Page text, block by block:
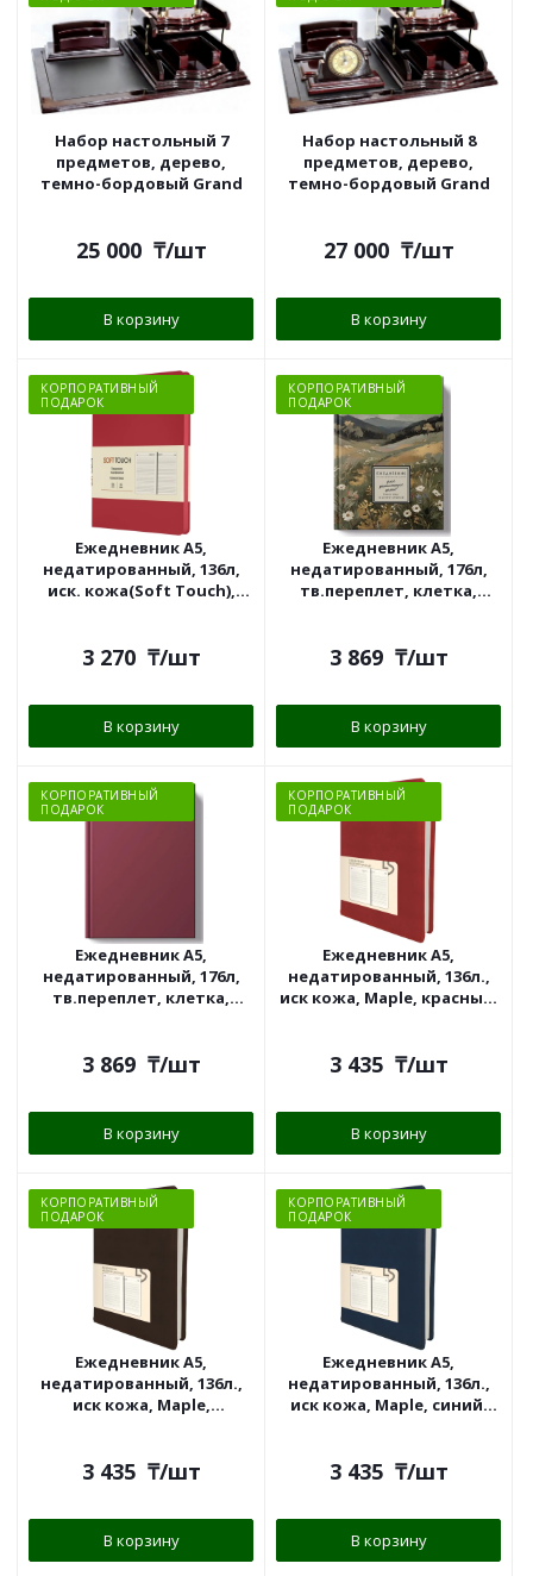
Набор настольный 7
предметов, дерево,
темно-бордовый Grand
25 000 ₸/шт
В корзину
Набор настольный 8
предметов, дерево,
темно-бордовый Grand
27 000 ₸/шт
В корзину
КОРПОРАТИВНЫЙ
ПОДАРОК
Ежедневник А5,
недатированный, 136л,
иск. кожа(Soft Touch),
3 270 ₸/шт
В корзину
КОРПОРАТИВНЫЙ
ПОДАРОК
Ежедневник А5,
недатированный, 176л,
тв.переплет, клетка,
3 869 ₸/шт
В корзину
КОРПОРАТИВНЫЙ
ПОДАРОК
Ежедневник А5,
недатированный, 176л,
тв.переплет, клетка,
3 869 ₸/шт
В корзину
КОРПОРАТИВНЫЙ
ПОДАРОК
Ежедневник А5,
недатированный, 136л.,
иск кожа, Maple, красный,
3 435 ₸/шт
В корзину
КОРПОРАТИВНЫЙ
ПОДАРОК
Ежедневник А5,
недатированный, 136л.,
иск кожа, Maple,
3 435 ₸/шт
В корзину
КОРПОРАТИВНЫЙ
ПОДАРОК
Ежедневник А5,
недатированный, 136л.,
иск кожа, Maple, синий,
3 435 ₸/шт
В корзину